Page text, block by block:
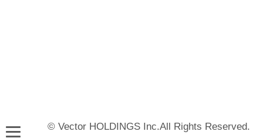
© Vector HOLDINGS Inc.All Rights Reserved.